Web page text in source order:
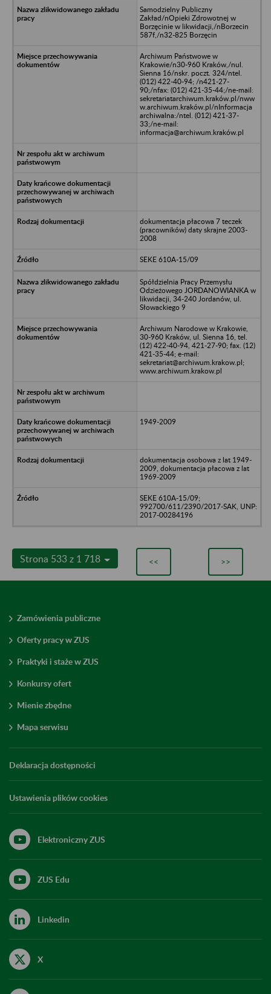
Samodzielny Publiczny
Zakład/nOpieki Zdrowotnej w
Borzęcinie w likwidacji,/nBorzecin
587f,/n32-825 Borzęcin
Archiwum Państwowe w
Krakowie/n30-960 Kraków,/nul.
Sienna 16/nskr. poczt. 324/ntel.
(012) 422-40-94; /n421-27-
90;/nfax: (012) 421-35-44;/ne-mail:
sekretariatarchiwum.kraków.pl/nww
w.archiwum.kraków.pl/nInformacja
archiwalna:/ntel. (012) 421-37-
33;/ne-mail:
informacja@archiwum.kraków.pl
dokumentacja płacowa 7 teczek
(pracowników) daty skrajne 2003-
2008
SEKE 610A-15/09
Spółdzielnia Pracy Przemysłu
Odzieżowego JORDANOWIANKA w
likwidacji, 34-240 Jordanów, ul.
Słowackiego 9
Archiwum Narodowe w Krakowie,
30-960 Kraków, ul. Sienna 16, tel.
(12) 422-40-94, 421-27-90; fax. (12)
421-35-44; e-mail:
sekretariat@archiwum.krakow.pl;
www.archiwum.krakow.pl
1949-2009
dokumentacja osobowa z lat 1949-
2009, dokumentacja płacowa z lat
1969-2009
SEKE 610A-15/09;
992700/611/2390/2017-SAK, UNP:
2017-00284196
Strona 533 z 1 718 << >>
Zamówienia publiczne
Oferty pracy w ZUS
Praktyki i staże w ZUS
Konkursy ofert
Mienie zbędne
Mapa serwisu
Deklaracja dostępności
Ustawienia plików cookies
Elektroniczny ZUS
ZUS Edu
Linkedin
X